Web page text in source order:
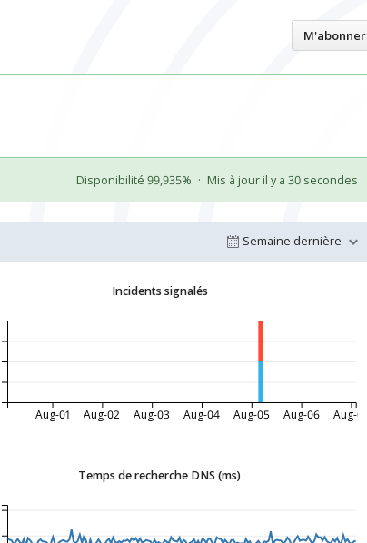
M'abonner
Disponibilité 99,935% · Mis à jour il y a 30 secondes
Semaine dernière
Incidents signalés
Aug-01 Aug-02 Aug-03 Aug-04 Aug-05 Aug-06 Aug-07
Temps de recherche DNS (ms)